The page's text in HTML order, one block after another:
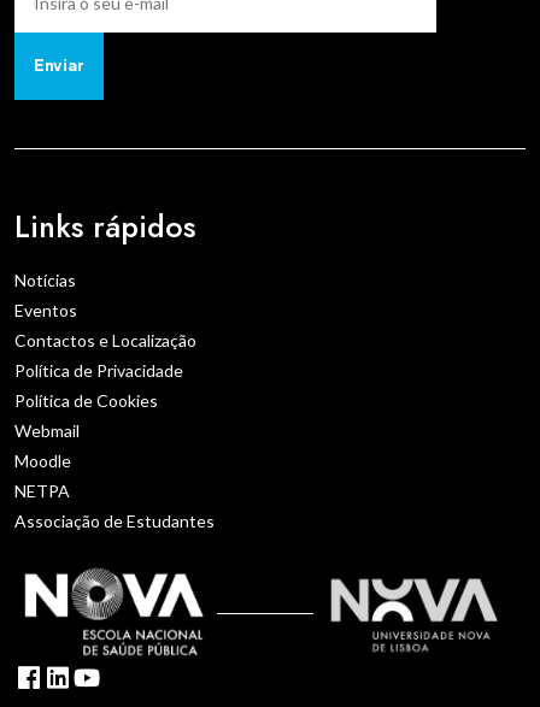
Enviar
Links rápidos
Notícias
Eventos
Contactos e Localização
Política de Privacidade
Política de Cookies
Webmail
Moodle
NETPA
Associação de Estudantes